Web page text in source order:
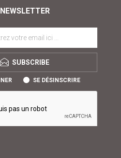
NEWSLETTER
SUBSCRIBE
SE DÉSINSCRIRE